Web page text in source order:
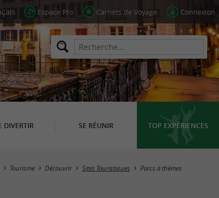
Espace Pro Carnets de Voyage Connexion
DIVERTIR SE RÉUNIR TOP EXPÉRIENCES
Masquer la carte
Tourisme Découvrir Sites Touristiques Parcs à thèmes